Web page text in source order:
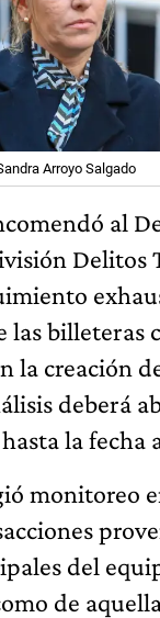
Arroyo Salgado
al
Delitos
las billeteras
la creación
deberá
la fecha
monitoreo
del
de